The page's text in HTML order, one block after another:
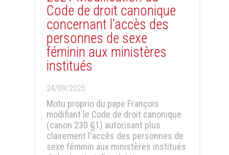
Code de droit canonique
concernant l'accès des
personnes de sexe
féminin aux ministères
institués
24/09/2025
Motu proprio du pape François
modifiant le Code de droit canonique
(canon 230 §1) autorisant plus
clairement l'accès des personnes de
sexe féminin aux ministères institués